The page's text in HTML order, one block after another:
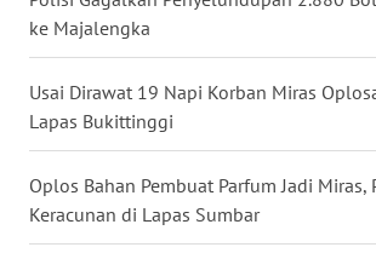
ke Majalengka
Usai Dirawat 19 Napi Korban Miras
Lapas Bukittinggi
Oplos Bahan Pembuat Parfum Jadi Miras,
Keracunan di Lapas Sumbar
WN